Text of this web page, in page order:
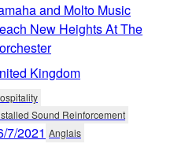
and Molto Music
New Heights At The
Kingdom
Sound Reinforcement
7/2021 Anglais